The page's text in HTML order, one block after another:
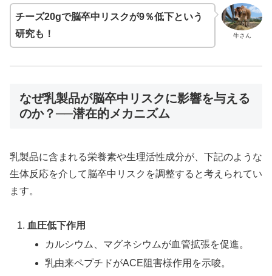
牛さん
チーズ20gで脳卒中リスクが9％低下という
研究も！
なぜ乳製品が脳卒中リスクに影響を与える
のか？──潜在的メカニズム
乳製品に含まれる栄養素や生理活性成分が、下記のような
生体反応を介して脳卒中リスクを調整すると考えられてい
ます。
血圧低下作用
カルシウム、マグネシウムが血管拡張を促進。
乳由来ペプチドがACE阻害様作用を示唆。